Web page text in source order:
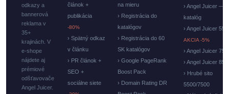
odkazy a
bannerová
reklama v
35+
krajinách. V
e-shope
nájdete aj
prémiové
odšťavovače
Angel Juicer.
článok +
publikácia
-80%
› Spätný odkaz
v článku
› PR článok +
SEO +
sociálne siete
na mieru
› Registrácia do
katalógov
› Registrácia do 60
SK katalógov
› Google PageRank
Boost Pack
› Domain Rating DR
› Angel Juicer —
katalóg
› Angel Juicer
AKCIA -5%
› Angel Juicer
› Angel Juicer
› Hrubé sito
5500/7500